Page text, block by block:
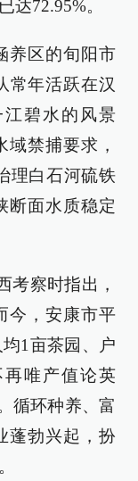
达72.95%。
养区的旬阳市
常年活跃在汉
碧水的风景
禁捕要求，
理白石河硫铁
断面水质稳定
考察时指出，
今，安康市平
1亩茶园、户
唯产值论英
循环种养、富
勃兴起，扮